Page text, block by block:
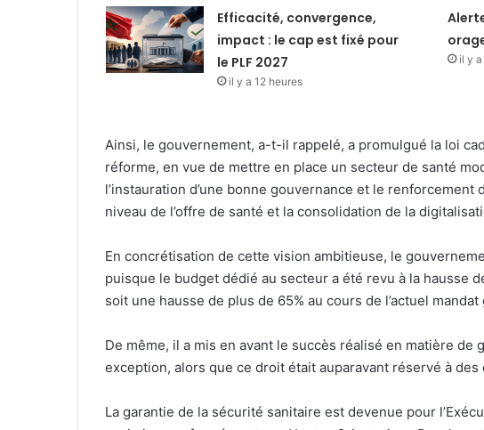
Efficacité, convergence,
impact : le cap est fixé pour
le PLF 2027
il y a 12 heures
il y
Ainsi, le gouvernement, a-t-il rappelé, a promulgué la loi
réforme, en vue de mettre en place un secteur de santé
l’instauration d’une bonne gouvernance et le
niveau de l’offre de santé et la consolidation de la
En concrétisation de cette vision ambitieuse, le
puisque le budget dédié au secteur a été revu à la hausse
soit une hausse de plus de 65% au cours de l’actuel
De même, il a mis en avant le succès réalisé en matière
exception, alors que ce droit était auparavant réservé à
La garantie de la sécurité sanitaire est devenue pour